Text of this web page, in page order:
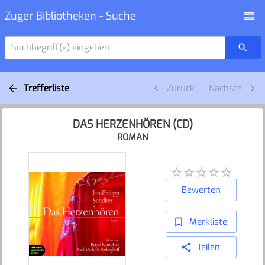
Zuger Bibliotheken - Suche
Suchbegriff(e) eingeben
Trefferliste Zurück Nächste
DAS HERZENHÖREN (CD)
ROMAN
Bewerten
Merkliste
Teilen